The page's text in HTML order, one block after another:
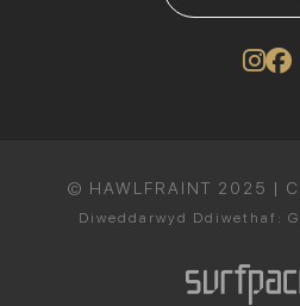
© HAWLFRAINT 2025 |
Diweddarwyd Ddiwethaf: